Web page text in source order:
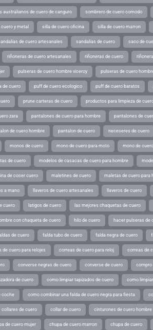
australianos de cuero de canguro sombrero de cuero comodo
y metal silla de cuero oficina silla de cuero marron
de cuero artesanales sandalias de cuero saco de
riñoneras de cuero artesanales riñoneras de cuero
pulseras de cuero hombre viceroy pulseras de cuero
de cuero puff de cuero ecologico puff de cuero baratos
prune carteras de cuero productos para limpieza de
zara pantalones de cuero para hombre pantalones de
de cuero hombre pantalon de cuero neceseres de cuero
monos de cuero mono de cuero para moto mono de
de cuero modelos de casacas de cuero para hombre
de coser cuero maletines de cuero maletas de cuero para
a mano llaveros de cuero artesanales llaveros de cuero
cuero latigos de cuero las mejores chaquetas de cuero
con chaqueta de cuero hilo de cuero hacer pulseras de
de cuero falda tubo de cuero falda negra de cuero
de cuero para relojes correas de cuero para reloj correas de
converse negras de cuero converse de cuero compro
de cuero como limpiar tapizados de cuero como
coche como combinar una falda de cuero negra para fiesta
collares de cuero collar de cuero cinturones de cuero hombre
de cuero mujer chupa de cuero marron chupa de cuero